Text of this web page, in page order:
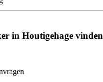
in Houtigehage vinden